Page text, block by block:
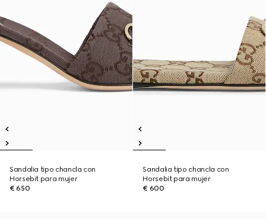
Sandalia tipo chancla con
Horsebit para mujer
€ 650
Sandalia tipo chancla con
Horsebit para mujer
€ 600